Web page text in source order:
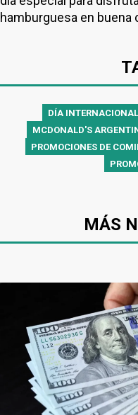
hamburguesa en buena
DÍA
MCDONALD'S
PROMOCIONES DE
MÁS